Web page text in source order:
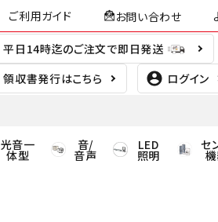
ご利用ガイド お問い合わせ
平日14時迄のご注文で即日発送
領収書発行はこちら
ログイン
光音一
体型
音/
音声
LED
照明
セ